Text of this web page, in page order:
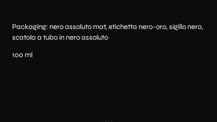
Packaging: nero assoluto mat, etichetta nero-oro, sigillo nero,
scatola a tubo in nero assoluto
100 ml